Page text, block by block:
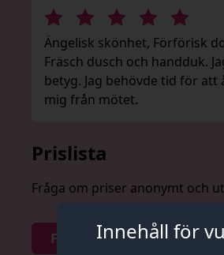
Ängelisk skönhet, Förförisk
Fräsch dusch och handduk.
betyg. Jag behövde tid för att
mig från mötet.
Prislista
Fråga om priser anonymt och
Fråga om priser
Innehåll för